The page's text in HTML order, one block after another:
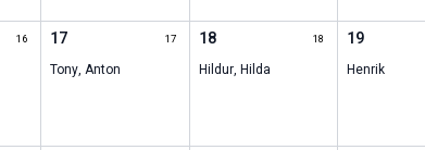
16 17 17
Tony,Anton
18 18
Hildur, Hilda
19
Henrik